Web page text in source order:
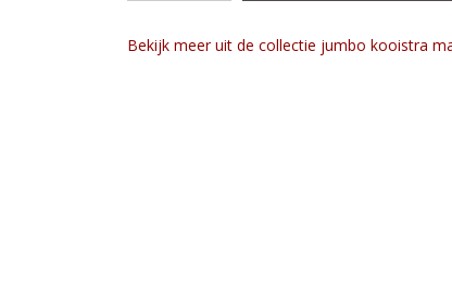
Bekijk meer uit de collectie jumbo kooistra